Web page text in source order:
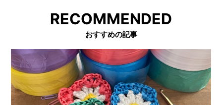
RECOMMENDED
おすすめの記事